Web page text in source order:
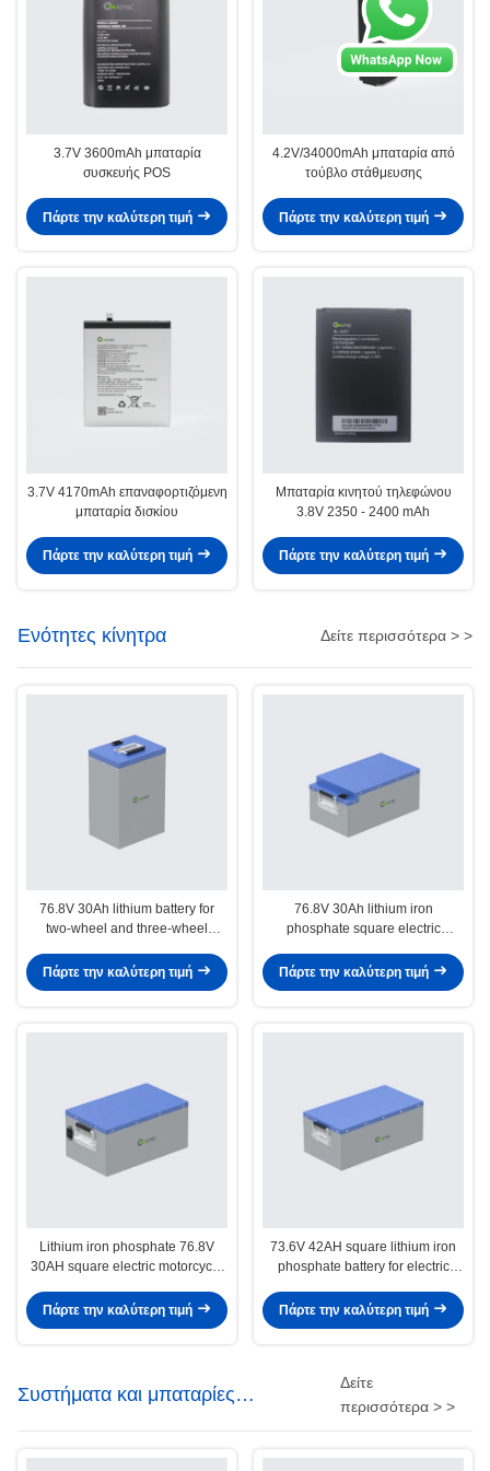
3.7V 3600mAh μπαταρία
συσκευής POS
Πάρτε την καλύτερη τιμή
4.2V/34000mAh μπαταρία από
τούβλο στάθμευσης
Πάρτε την καλύτερη τιμή
3.7V 4170mAh επαναφορτιζόμενη
μπαταρία δισκίου
Πάρτε την καλύτερη τιμή
Μπαταρία κινητού τηλεφώνου
3.8V 2350 - 2400 mAh
Πάρτε την καλύτερη τιμή
Ενότητες κίνητρα Δείτε περισσότερα > >
76.8V 30Ah lithium battery for
two-wheel and three-wheel
Πάρτε την καλύτερη τιμή
76.8V 30Ah lithium iron
phosphate square electric
Πάρτε την καλύτερη τιμή
Lithium iron phosphate 76.8V
30AH square electric motorcycle
Πάρτε την καλύτερη τιμή
73.6V 42AH square lithium iron
phosphate battery for electric
Πάρτε την καλύτερη τιμή
Συστήματα και μπαταρίες
αποθήκευσης ενέργειας
Δείτε
περισσότερα > >